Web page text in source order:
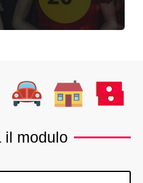
il modulo